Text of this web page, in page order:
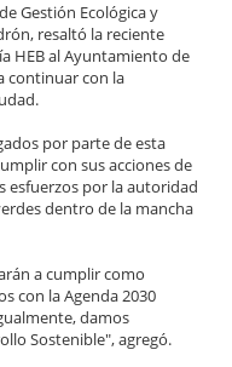
Gestión Ecológica y
resaltó la reciente
HEB al Ayuntamiento de
continuar con la
por parte de esta
con sus acciones de
esfuerzos por la autoridad
dentro de la mancha
a cumplir como
con la Agenda 2030
damos
Sostenible", agregó.